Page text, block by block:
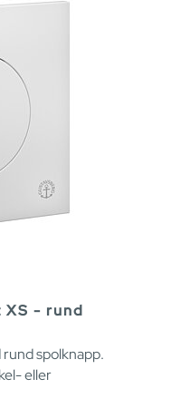
- rund
spolknapp.
eller